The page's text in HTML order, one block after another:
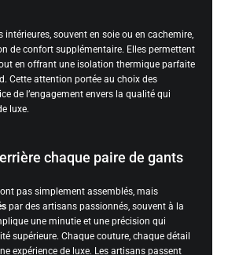
intérieures, souvent en soie ou en cachemire,
de confort supplémentaire. Elles permettent
en offrant une isolation thermique parfaite
Cette attention portée au choix des
de l’engagement envers la qualité qui
luxe.
chaque paire de gants
pas simplement assemblés, mais
par des artisans passionnés, souvent à la
une minutie et une précision qui
supérieure. Chaque couture, chaque détail
expérience de luxe. Les artisans passent